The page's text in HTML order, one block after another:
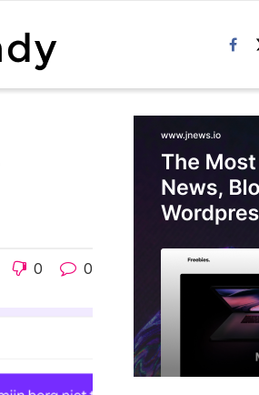
0 0